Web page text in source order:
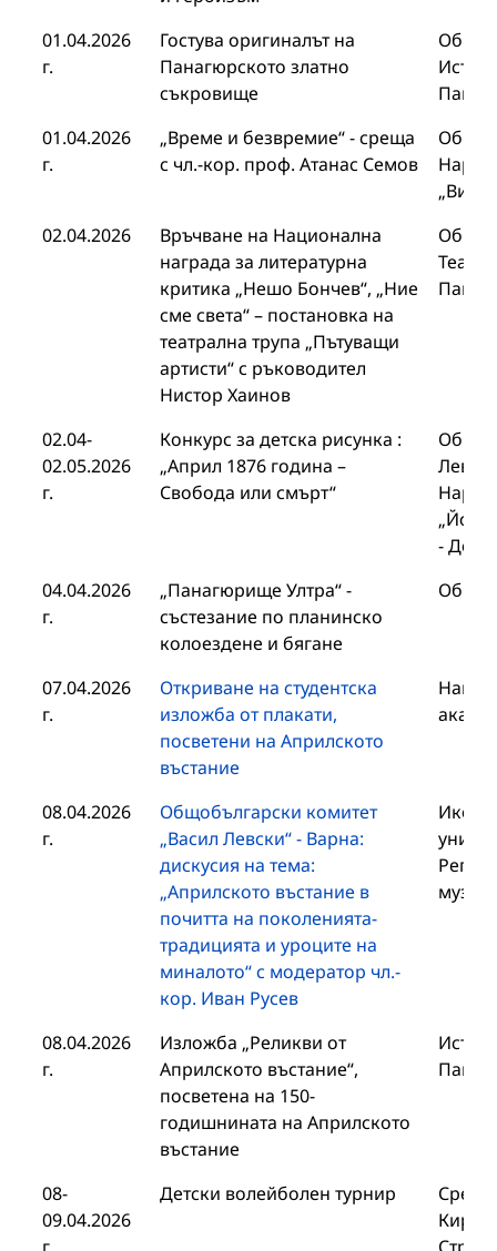
01.04.2026
г.
Гостува оригиналът на
Панагюрското златно
съкровище
01.04.2026
г.
„Време и безвремие“ - среща
с чл.-кор. проф. Атанас Семов
02.04.2026
Връчване на Национална
награда за литературна
критика „Нешо Бончев“, „Ние
сме света“ – постановка на
театрална трупа „Пътуващи
артисти“ с ръководител
Нистор Хаинов
02.04-
02.05.2026
г.
Конкурс за детска рисунка :
„Април 1876 година –
Свобода или смърт“
-
04.04.2026
г.
„Панагюрище Ултра“ -
състезание по планинско
колоездене и бягане
07.04.2026
г.
Откриване на студентска
изложба от плакати,
посветени на Априлското
въстание
08.04.2026
г.
Общобългарски комитет
„Васил Левски“ - Варна:
дискусия на тема:
„Априлското въстание в
почитта на поколенията-
традицията и уроците на
миналото“ с модератор чл.-
кор. Иван Русев
музей
08.04.2026
г.
Изложба „Реликви от
Априлското въстание“,
посветена на 150-
годишнината на Априлското
въстание
08-
09.04.2026
Детски волейболен турнир
Кирил